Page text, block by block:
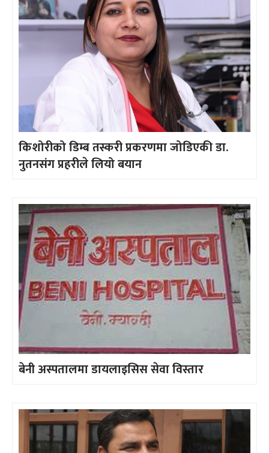
किशोरीको डिम्ब तस्करी प्रकरणमा जोडिएकी डा.
नुतनसंग प्रहरीले लियो बयान
बेनी अस्पतालमा डायलाइसिस सेवा विस्तार